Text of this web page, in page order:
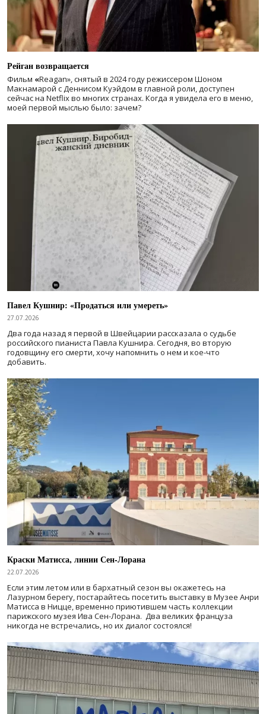
Рейган возвращается
Фильм «Reagan», снятый в 2024 годурежиссером Шоном
Макнамарой с Деннисом Куэйдом в главной роли, доступен
сейчас на Netflix во многих странах. Когда я увидела его в меню,
моей первой мыслью было: зачем?
Павел Кушнир: «Продаться или умереть»
27.07.2026
Два года назад я первой в Швейцарии рассказала о судьбе
российского пианиста Павла Кушнира. Сегодня, во вторую
годовщину его смерти, хочу напомнить о нем и кое-что
добавить.
Краски Матисса, линии Сен-Лорана
22.07.2026
Если этим летом или в бархатный сезон вы окажетесь на
Лазурном берегу, постарайтесь посетить выставку в Музее Анри
Матисса в Ницце, временно приютившем часть коллекции
парижского музея Ива Сен-Лорана. Два великих француза
никогда не встречались, но их диалог состоялся!